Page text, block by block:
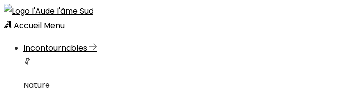
Accueil Menu
Incontournables
Nature